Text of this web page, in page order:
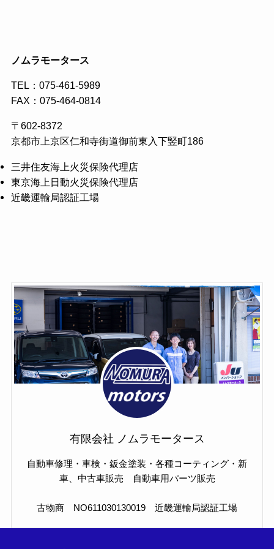
ノムラモータース
TEL： 075-461-5989
FAX：075-464-0814
〒602-8372
京都市上京区仁和寺街道御前東入下竪町186
三井住友海上火災保険代理店
東京海上日動火災保険代理店
近畿運輸局認証工場
有限会社 ノムラモータース
自動車修理・車検・鈑金塗装・各種コーティング・新
車、中古車販売 自動車用パーツ販売
古物商 NO611030130019 近畿運輸局認証工場